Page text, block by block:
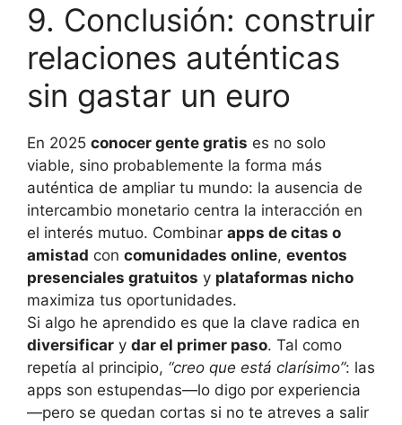
9. Conclusión: construir
relaciones auténticas
sin gastar un euro
En 2025 conocer gente gratis es no solo
viable, sino probablemente la forma más
auténtica de ampliar tu mundo: la ausencia de
intercambio monetario centra la interacción en
el interés mutuo. Combinar apps de citas o
amistad con comunidades online, eventos
presenciales gratuitos y plataformas nicho
maximiza tus oportunidades.
Si algo he aprendido es que la clave radica en
diversificar y dar el primer paso. Tal como
repetía al principio, “creo que está clarísimo”: las
apps son estupendas—lo digo por experiencia
—pero se quedan cortas si no te atreves a salir